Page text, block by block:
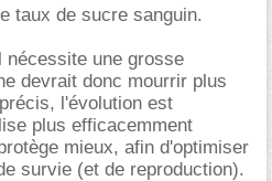
taux de sucre sanguin.
nécessite une grosse
devrait donc mourrir plus
l'évolution est
plus efficacemment
mieux, afin d'optimiser
survie (et de reproduction).